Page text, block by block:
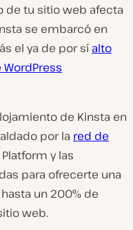
de tu sitio web afecta
se embarcó en
el ya de por sí alto
de Kinsta en
por la red de
y las
para ofrecerte una
un 200% de
web.